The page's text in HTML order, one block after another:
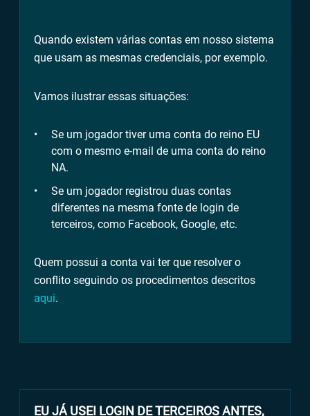
Quando existem várias contas em nosso sistema
que usam as mesmas credenciais, por exemplo.
Vamos ilustrar essas situações:
Se um jogador tiver uma conta do reino EU
com o mesmo e-mail de uma conta do reino
NA.
Se um jogador registrou duas contas
diferentes na mesma fonte de login de
terceiros, como Facebook, Google, etc.
Quem possui a conta vai ter que resolver o
conflito seguindo os procedimentos descritos
aqui.
EU JÁ USEI LOGIN DE TERCEIROS ANTES,